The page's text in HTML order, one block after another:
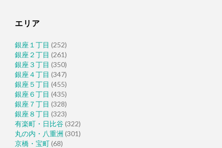
エリア
銀座１丁目 (252)
銀座２丁目 (261)
銀座３丁目 (350)
銀座４丁目 (347)
銀座５丁目 (455)
銀座６丁目 (435)
銀座７丁目 (328)
銀座８丁目 (323)
有楽町・日比谷(322)
丸の内・八重洲 (301)
京橋・宝町(68)